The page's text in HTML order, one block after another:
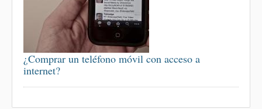
¿Comprar un teléfono móvil con acceso a
internet?